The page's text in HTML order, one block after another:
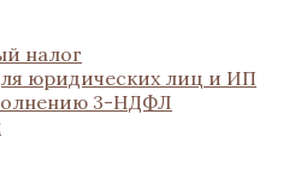
налог
юридических лиц и ИП
3-НДФЛ